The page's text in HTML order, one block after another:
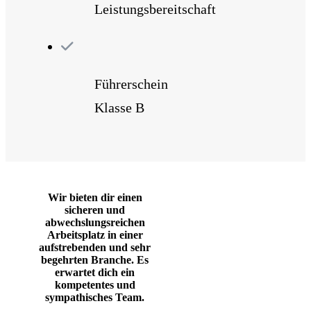
Leistungsbereitschaft
Führerschein
Klasse B
Wir bieten dir einen
sicheren und
abwechslungsreichen
Arbeitsplatz in einer
aufstrebenden und sehr
begehrten Branche. Es
erwartet dich ein
kompetentes und
sympathisches Team.